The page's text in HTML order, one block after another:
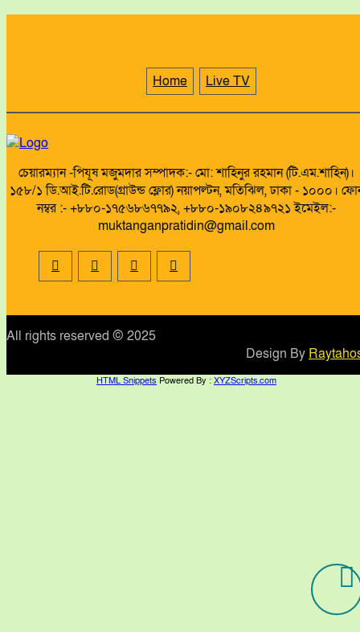
Home Live TV
চেয়ারম্যান -পিযূষ মজুমদার সম্পাদক:- মো: শাহিনুর রহমান (টি.এম.শাহিন)।
১৫৮/১ ডি.আই.টি.রোড(গ্রাউন্ড ফ্লোর) নয়াপল্টন, মতিঝিল, ঢাকা - ১০০০।
নম্বর :- +৮৮০-১৭৫৬৮৬৭৭৯২, +৮৮০-১৯০৮২৪৯৭২১ ইমেইল:-
muktanganpratidin@gmail.com
All rights reserved © 2025
Design By
HTML Snippets Powered By : XYZScripts.com